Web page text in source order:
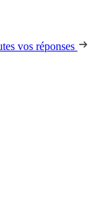
vos réponses